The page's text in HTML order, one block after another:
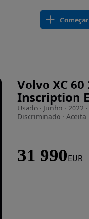
Volvo XC 60
Inscription
Usado · Junho · 2022
Discriminado · Aceita
31 990EUR